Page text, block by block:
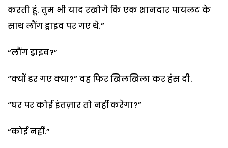
करती हूं. तुम भी याद रखोगे कि एक शानदार पायलट के
साथ लौंग ड्राइव पर गए थे.”
“लौंग ड्राइव?”
“क्यों डर गए क्या?”वह फिर खिलखिला कर हंस दी.
“घर पर कोई इंतज़ार तो नहीं करेगा?”
“कोई नहीं.”